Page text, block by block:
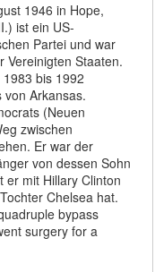
1946 in Hope,
ist ein US-
Partei und war
Vereinigten Staaten.
bis 1992
Arkansas.
(Neuen
zwischen
Er war der
von dessen Sohn
er mit Hillary Clinton
Chelsea hat.
bypass
surgery for a